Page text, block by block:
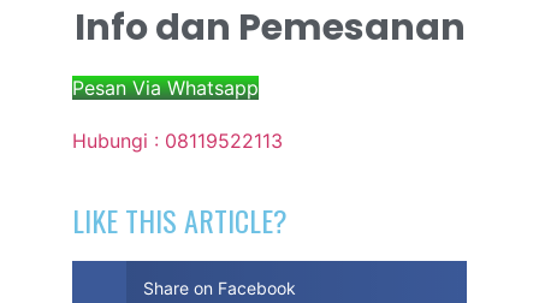
Info dan Pemesanan
Pesan Via Whatsapp
Hubungi : 08119522113
LIKE THIS ARTICLE?
Share on Facebook